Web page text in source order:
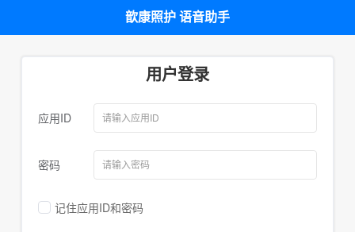
歆康照护 语音助手
用户登录
应用ID 请输入应用ID
密码 请输入密码
记住应用ID和密码